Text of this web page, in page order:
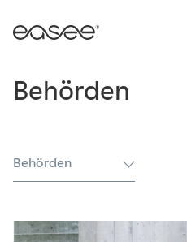
Behörden
Behörden
Behörden